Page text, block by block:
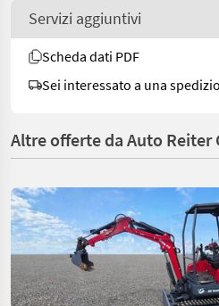
Servizi aggiuntivi
Scheda dati PDF
Sei interessato a una
Altre offerte da Auto Reiter